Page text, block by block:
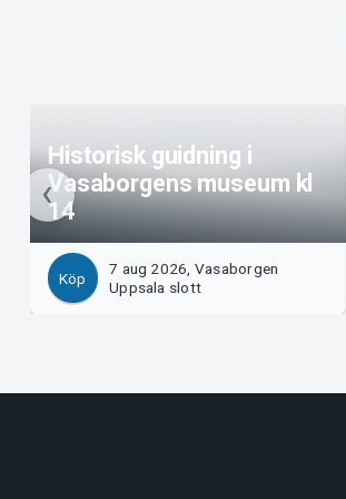
Historisk guidning i
Vasaborgens museum kl
14
Köp
7 aug 2026, Vasaborgen
Uppsala slott